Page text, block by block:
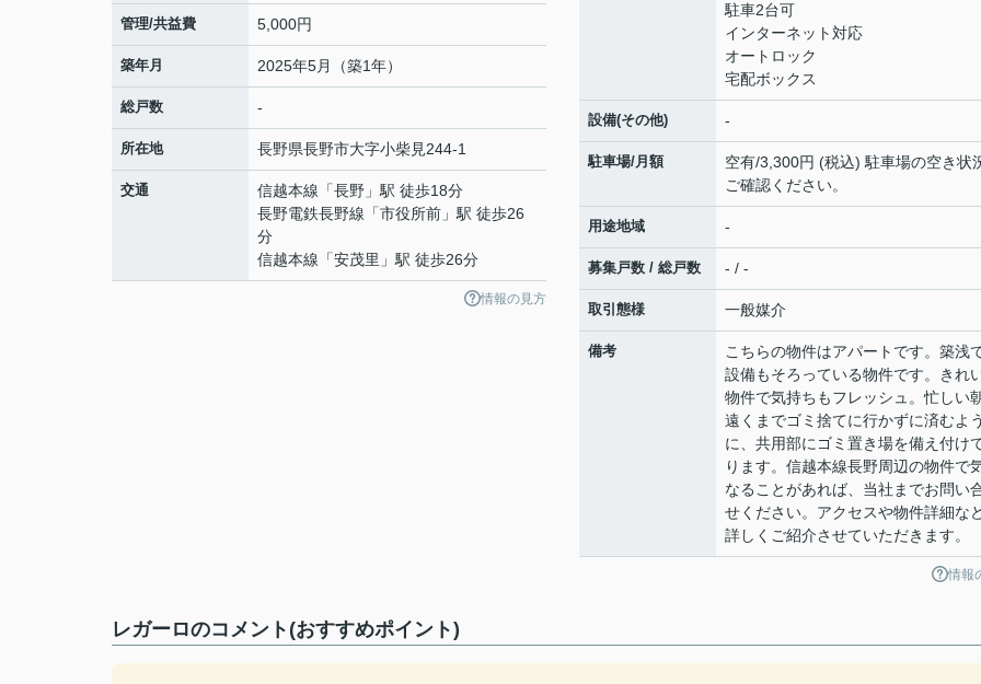
管理/共益費 5,000円
築年月 2025年5月（築1年）
総戸数 -
所在地 長野県長野市大字小柴見244-1
交通 信越本線 「長野 」駅 徒歩18分
長野電鉄長野線 「市役所前 」駅 徒歩26
分
信越本線 「安茂里 」駅 徒歩26分
情報の見方
駐車2台可
インターネット対応
オートロック
宅配ボックス
設備(その他) -
駐車場/月額
空有/3,300円 (税込) 駐車場の空き状
ご確認ください。
用途地域 -
募集戸数 / 総戸数 - / -
取引態様 一般媒介
備考
こちらの物件はアパートです。築浅
設備もそろっている物件です。きれ
物件で気持ちもフレッシュ。忙しい
遠くまでゴミ捨てに行かずに済むよ
に、共用部にゴミ置き場を備え付け
ります。信越本線長野周辺の物件で
なることがあれば、当社までお問い
せください。アクセスや物件詳細な
詳しくご紹介させていただきます。
情報
レガーロのコメント(おすすめポイント)